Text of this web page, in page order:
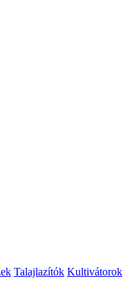
Talajlazítók Kultivátorok